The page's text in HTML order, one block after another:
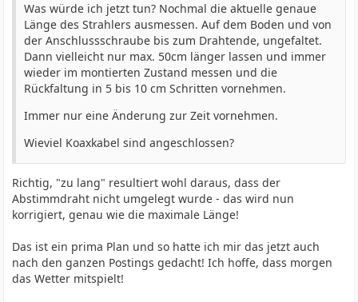
Was würde ich jetzt tun? Nochmal die aktuelle genaue
Länge des Strahlers ausmessen. Auf dem Boden und von
der Anschlussschraube bis zum Drahtende, ungefaltet.
Dann vielleicht nur max. 50cm länger lassen und immer
wieder im montierten Zustand messen und die
Rückfaltung in 5 bis 10 cm Schritten vornehmen.
Immer nur eine Änderung zur Zeit vornehmen.
Wieviel Koaxkabel sind angeschlossen?
Richtig, "zu lang" resultiert wohl daraus, dass der
Abstimmdraht nicht umgelegt wurde - das wird nun
korrigiert, genau wie die maximale Länge!
Das ist ein prima Plan und so hatte ich mir das jetzt auch
nach den ganzen Postings gedacht! Ich hoffe, dass morgen
das Wetter mitspielt!